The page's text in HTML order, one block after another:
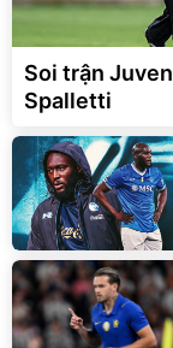
Soi trận
Spalletti